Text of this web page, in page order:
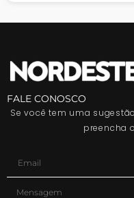
FALE CONOSCO
Se você tem uma
preencha